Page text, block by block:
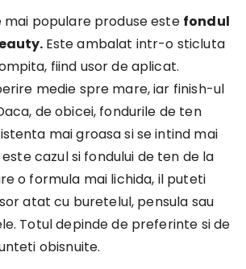
mai populare produse este fondul
Este ambalat intr-o sticluta
fiind usor de aplicat.
medie spre mare, iar finish-ul
de obicei, fondurile de ten
mai groasa si se intind mai
cazul si fondului de ten de la
o formula mai lichida, il puteti
atat cu buretelul, pensula sau
Totul depinde de preferinte si de
obisnuite.